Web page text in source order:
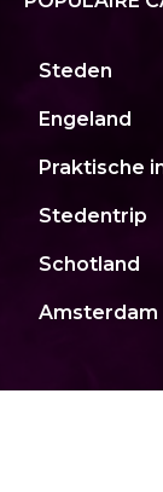
Steden
Engeland
Praktische
Stedentrip
Schotland
Amsterdam